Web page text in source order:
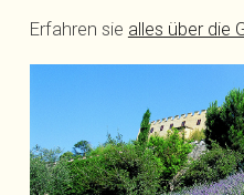
Erfahren sie alles über die